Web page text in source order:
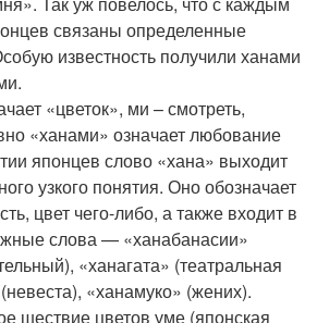
связаны определенные
известность получили ханами
«цветок», ми – смотреть,
«ханами» означает любование
японцев слово «хана» выходит
узкого понятия. Оно обозначает
цвет чего-либо, а также входит в
слова — «ханабанасии»
«ханагата» (театральная
«ханамуко» (жених).
шествие цветов уме (японская